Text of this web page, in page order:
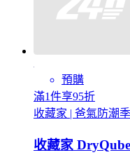
預購
滿1件享95折
收藏家 | 爸氣防潮季
收藏家